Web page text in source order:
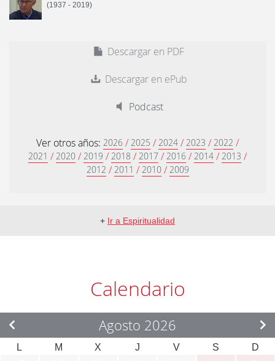
(1937 - 2019)
Descargar en PDF
Descargar en ePub
Podcast
Ver otros años: 2026 / 2025 / 2024 / 2023 / 2022 /
2021 / 2020 / 2019 / 2018 / 2017 / 2016 / 2014 / 2013 /
2012 / 2011 / 2010 / 2009
+ Ir a Espiritualidad
Calendario
Agosto 2026
L M X J V S D